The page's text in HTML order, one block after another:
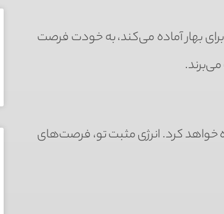
بهار آماده می‌کند، به خودت فرصت
خواهد کرد. انرژی مثبت تو، فرصت‌های